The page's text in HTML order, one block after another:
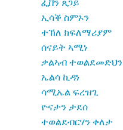
ኢሳቕ ስምኦን
ተኽለ ክፍለማሪያም
ሰናይት ኣሚነ
ቃልኣብ ተወልደመድህን
ኤልሳ ኪዳነ
ሳሚኤል ፍረዝጊ
ዮናታን ታደሰ
ተወልደብርሃን ቀለታ